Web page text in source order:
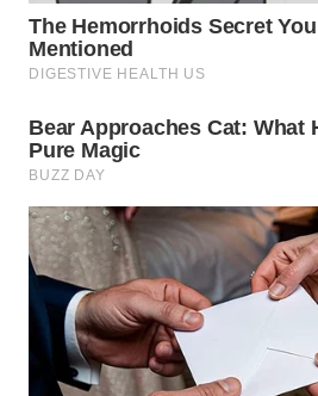
WN
PAKPAK
WN
KARAWANG
WN
BEKASI
WN
BOGOR
WN